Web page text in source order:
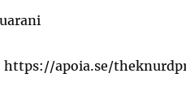
https://apoia.se/